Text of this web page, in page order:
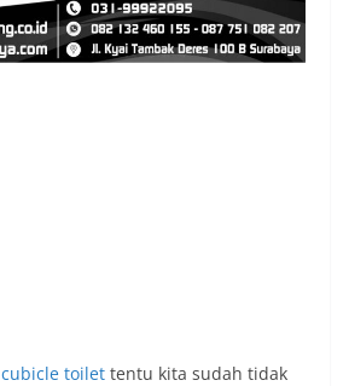
cubicle toilet tentu kita sudah tidak